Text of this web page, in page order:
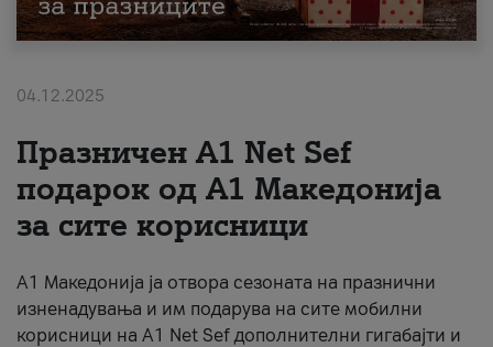
Поддршка
Надополни кредит
За нас
#ПодобарОнлајн
04.12.2025
Празничен A1 Net Sеf
подарок од А1 Македонија
за сите корисници
А1 Македонија ја отвора сезоната на празнични
изненадувања и им подарува на сите мобилни
корисници на A1 Net Sef дополнителни гигабајти и